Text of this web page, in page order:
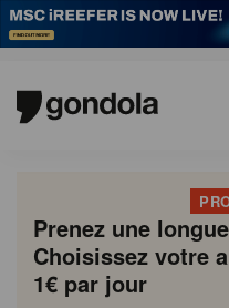
Prenez une
Choisissez votre
1€ par jour